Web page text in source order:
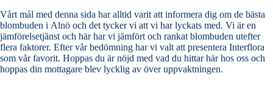
Vårt mål med denna sida har alltid varit att informera dig om de bästa
blombuden i Alnö och det tycker vi att vi har lyckats med. Vi är en
jämförelsetjänst och här har vi jämfört och rankat blombuden utefter
flera faktorer. Efter vår bedömning har vi valt att presentera Interflora
som vår favorit. Hoppas du är nöjd med vad du hittar här hos oss och
hoppas din mottagare blev lycklig av över uppvaktningen.